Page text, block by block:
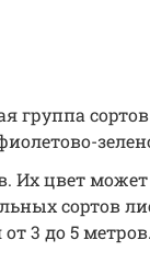
группа
Их цвет
сортов
3 до 5